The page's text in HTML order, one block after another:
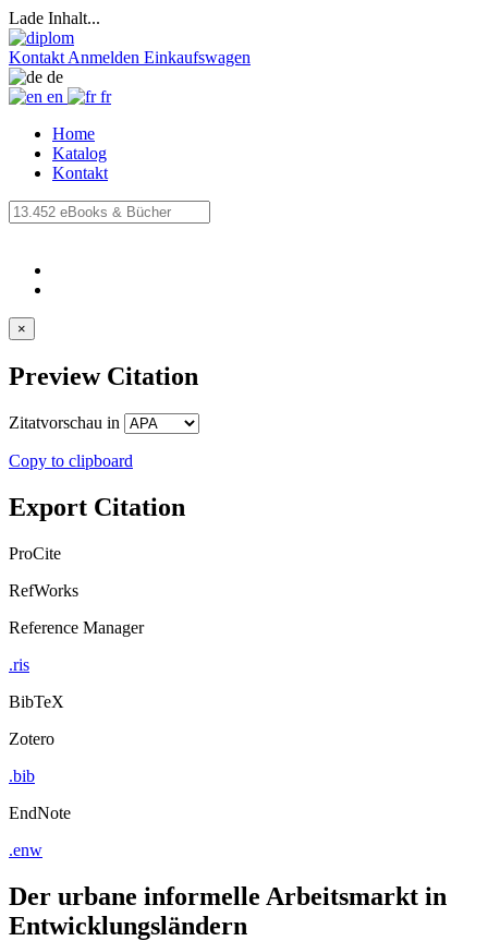
Lade Inhalt...
Kontakt Anmelden Einkaufswagen
de
en
fr
Home
Katalog
Kontakt
×
Preview Citation
Zitatvorschau in
Copy to clipboard
Export Citation
ProCite
RefWorks
Reference Manager
.ris
BibTeX
Zotero
.bib
EndNote
.enw
Der urbane informelle Arbeitsmarkt in
Entwicklungsländern